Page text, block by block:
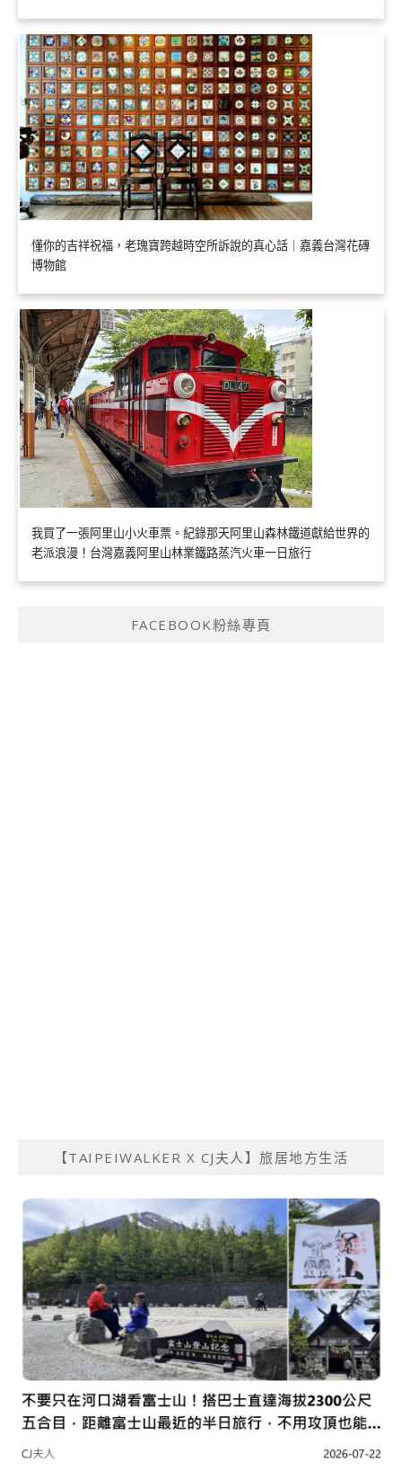
懂你的吉祥祝福，老瑰寶跨越時空所訴說的真心話｜嘉義台灣花磚
博物館
我買了一張阿里山小火車票。紀錄那天阿里山森林鐵道獻給世界的
老派浪漫！台灣嘉義阿里山林業鐵路蒸汽火車一日旅行
FACEBOOK粉絲專頁
【TAIPEIWALKER X CJ夫人】旅居地方生活